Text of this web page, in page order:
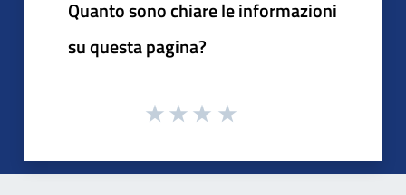
Quanto sono chiare le informazioni
su questa pagina?